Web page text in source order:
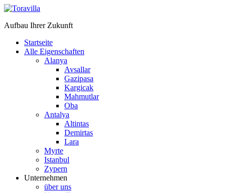
Aufbau Ihrer Zukunft
Startseite
Alle Eigenschaften
Alanya
Avsallar
Gazipasa
Kargicak
Mahmutlar
Oba
Antalya
Altintas
Demirtas
Lara
Myrte
Istanbul
Zypern
Unternehmen
über uns